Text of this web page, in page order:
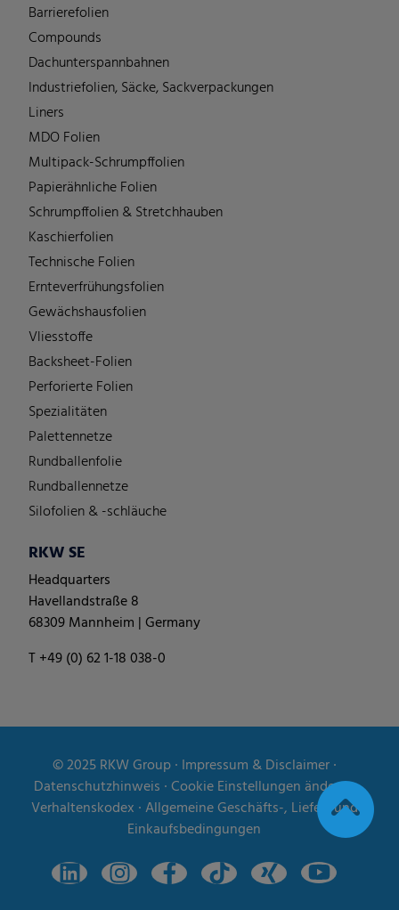
Barrierefolien
Compounds
Dachunterspannbahnen
Industriefolien, Säcke, Sackverpackungen
Liners
MDO Folien
Multipack-Schrumpffolien
Papierähnliche Folien
Schrumpffolien & Stretchhauben
Kaschierfolien
Technische Folien
Ernteverfrühungsfolien
Gewächshausfolien
Vliesstoffe
Backsheet-Folien
Perforierte Folien
Spezialitäten
Palettennetze
Rundballenfolie
Rundballennetze
Silofolien & -schläuche
RKW SE
Headquarters
Havellandstraße 8
68309 Mannheim | Germany
T +49 (0) 62 1-18 038-0
© 2025RKW Group∙ Impressum & Disclaimer∙
Datenschutzhinweis ∙Cookie Einstellungen ändern∙
Verhaltenskodex ∙Allgemeine Geschäfts-, Liefer- und
Einkaufsbedingungen